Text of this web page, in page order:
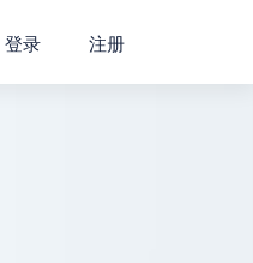
登录 注册